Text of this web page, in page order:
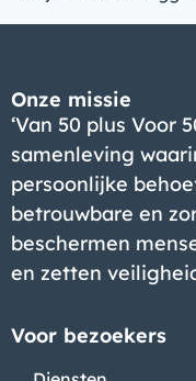
Onze missie
‘Van 50 plus Voor
samenleving
persoonlijke
betrouwbare en
beschermen
en zetten
Voor bezoekers